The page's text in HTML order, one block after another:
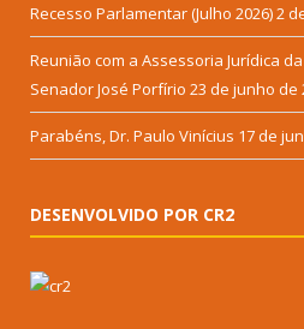
Recesso Parlamentar (Julho 2026)2
Reunião com a Assessoria Jurídica
Senador José Porfírio 23 de junho de
Parabéns, Dr. Paulo Vinícius 17 de
DESENVOLVIDO POR CR2